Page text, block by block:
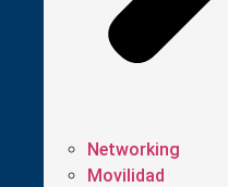
Networking
Movilidad